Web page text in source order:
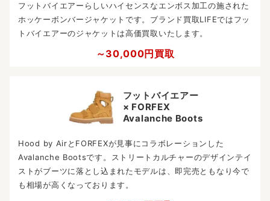
フットバイエアーらしいハイセンスなエンボス加工の施された
ホッケーボンバージャケットです。ブランド買取LIFEではフッ
トバイエアーのジャケットは高価買取いたします。
～30,000円買取
フットバイエアー
× FORFEX
Avalanche Boots
Hood by AirとFORFEXが見事にコラボレーションした
Avalanche Bootsです。ストリートカルチャーのデザインテイ
ストがブーツに落とし込まれたモデルは、即完売ともなり今で
も相場が高くなっております。